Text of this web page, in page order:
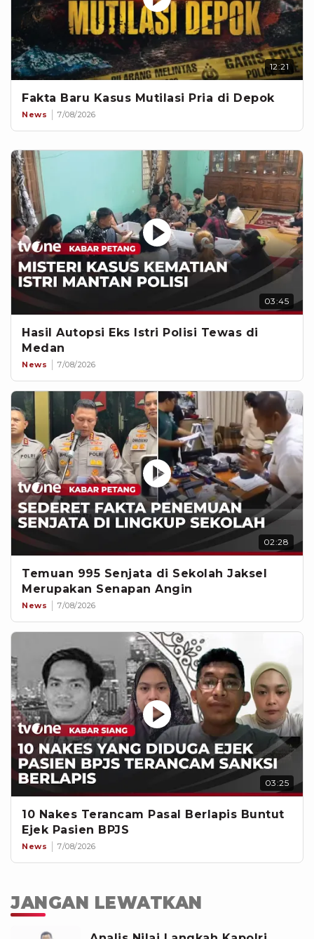
12:21
Fakta Baru Kasus Mutilasi Pria di Depok
News 7/08/2026
03:45
Hasil Autopsi Eks Istri Polisi Tewas di
Medan
News 7/08/2026
02:28
Temuan 995 Senjata di Sekolah Jaksel
Merupakan Senapan Angin
News 7/08/2026
03:25
10 Nakes Terancam Pasal Berlapis Buntut
Ejek Pasien BPJS
News 7/08/2026
JANGAN LEWATKAN